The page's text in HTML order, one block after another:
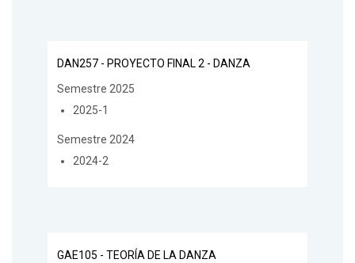
DAN257 - PROYECTO FINAL 2 - DANZA
Semestre 2025
2025-1
Semestre 2024
2024-2
GAE105 - TEORÍA DE LA DANZA